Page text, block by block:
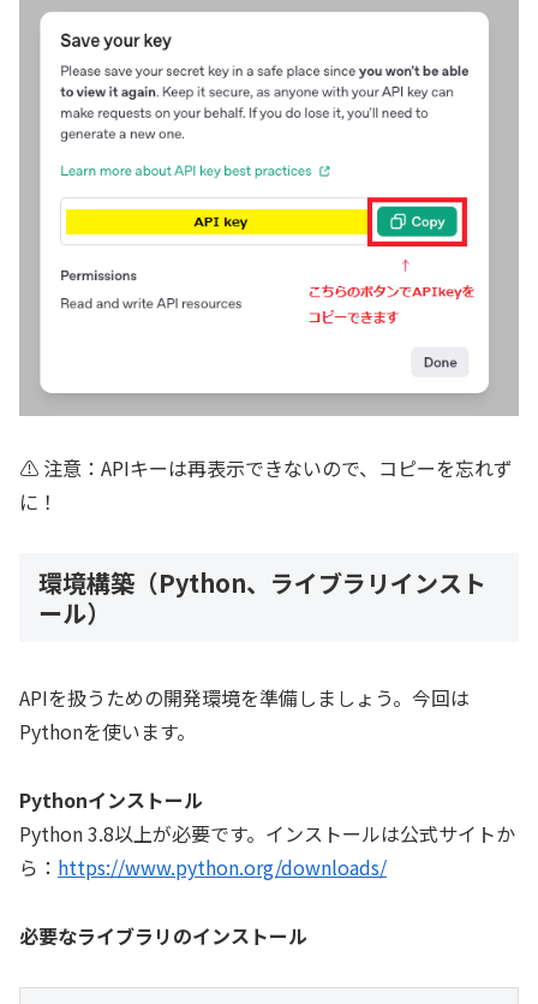
⚠️ 注意：APIキーは再表示できないので、コピーを忘れず
に！
環境構築（Python、ライブラリインスト
ール）
APIを扱うための開発環境を準備しましょう。今回は
Pythonを使います。
Pythonインストール
Python 3.8以上が必要です。インストールは公式サイトか
ら： https://www.python.org/downloads/
必要なライブラリのインストール